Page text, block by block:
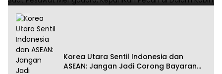
Korea Utara Sentil Indonesia dan
ASEAN: Jangan Jadi Corong Bayaran